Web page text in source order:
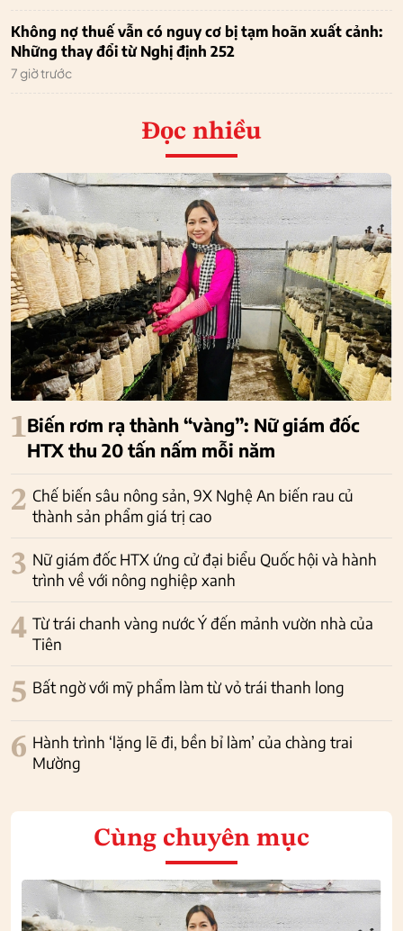
Không nợ thuế vẫn có nguy cơ bị tạm hoãn xuất cảnh:
Những thay đổi từ Nghị định 252
7 giờ trước
Đọc nhiều
1Biến rơm rạ thành “vàng”: Nữ giám đốc
HTX thu 20 tấn nấm mỗi năm
2 Chế biến sâu nông sản, 9X Nghệ An biến rau củ
thành sản phẩm giá trị cao
3 Nữ giám đốc HTX ứng cử đại biểu Quốc hội và hành
trình về với nông nghiệp xanh
4 Từ trái chanh vàng nước Ý đến mảnh vườn nhà của
Tiên
5 Bất ngờ với mỹ phẩm làm từ vỏ trái thanh long
6 Hành trình ‘lặng lẽ đi, bền bỉ làm’ của chàng trai
Mường
Cùng chuyên mục